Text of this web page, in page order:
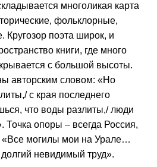
многоликая карта
фольклорные,
Кругозор поэта широк, и
книги, где много
с большой высоты.
авторским словом: «Но
с края последнего
что воды разлиты,/ люди
Точка опоры – всегда Россия,
«Все могилы мои на Урале…
невидимый труд».